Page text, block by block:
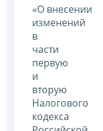
«О внесении
изменений
в
части
первую
и
вторую
Налогового
кодекса